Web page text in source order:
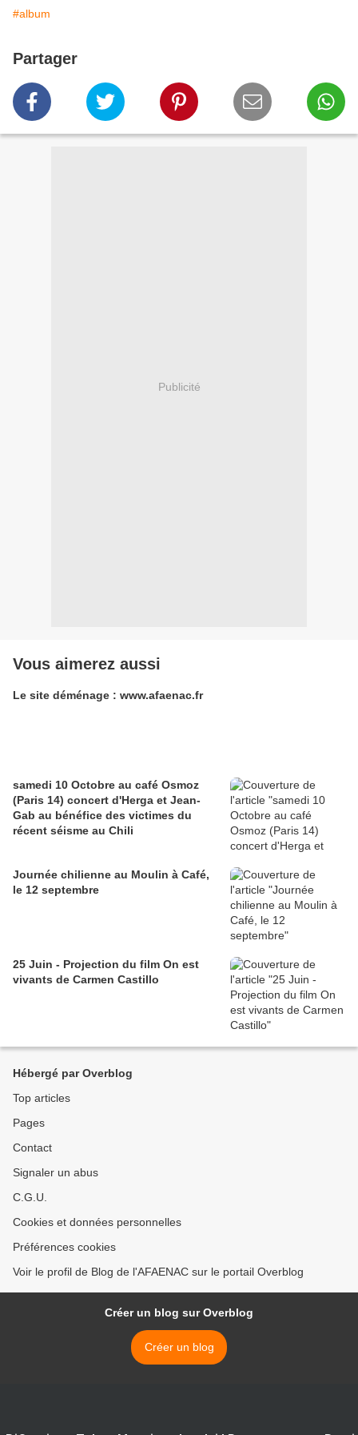
#album
Partager
Publicité
Vous aimerez aussi
Le site déménage : www.afaenac.fr
samedi 10 Octobre au café Osmoz
(Paris 14) concert d'Herga et Jean-
Gab au bénéfice des victimes du
récent séisme au Chili
Journée chilienne au Moulin à Café,
le 12 septembre
25 Juin - Projection du film On est
vivants de Carmen Castillo
Hébergé par Overblog
Top articles
Pages
Contact
Signaler un abus
C.G.U.
Cookies et données personnelles
Préférences cookies
Voir le profil de Blog de l'AFAENAC sur le portail Overblog
Créer un blog sur Overblog
Créer un blog